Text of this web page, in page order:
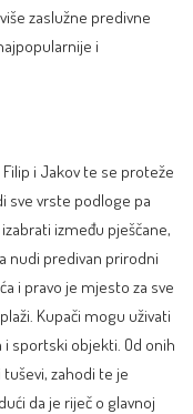
zaslužne predivne
i
Filip i Jakov te se proteže
sve vrste podloge pa
između pješčane,
nudi predivan prirodni
i pravo je mjesto za sve
Kupači mogu uživati
sportski objekti. Od onih
zahodi te je
da je riječ o glavnoj